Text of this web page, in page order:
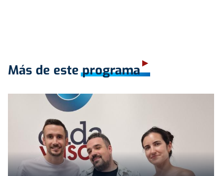
Más de este programa